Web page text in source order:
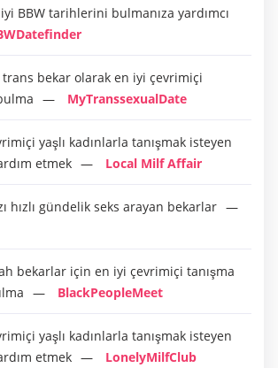
BBW tarihlerini bulmanıza yardımcı
bekar olarak en iyi çevrimiçi
MyTranssexualDate
yaşlı kadınlarla tanışmak isteyen
etmek
Local Milf Affair
hızlı gündelik seks arayan bekarlar
bekarlar için en iyi çevrimiçi tanışma
BlackPeopleMeet
yaşlı kadınlarla tanışmak isteyen
etmek
LonelyMilfClub